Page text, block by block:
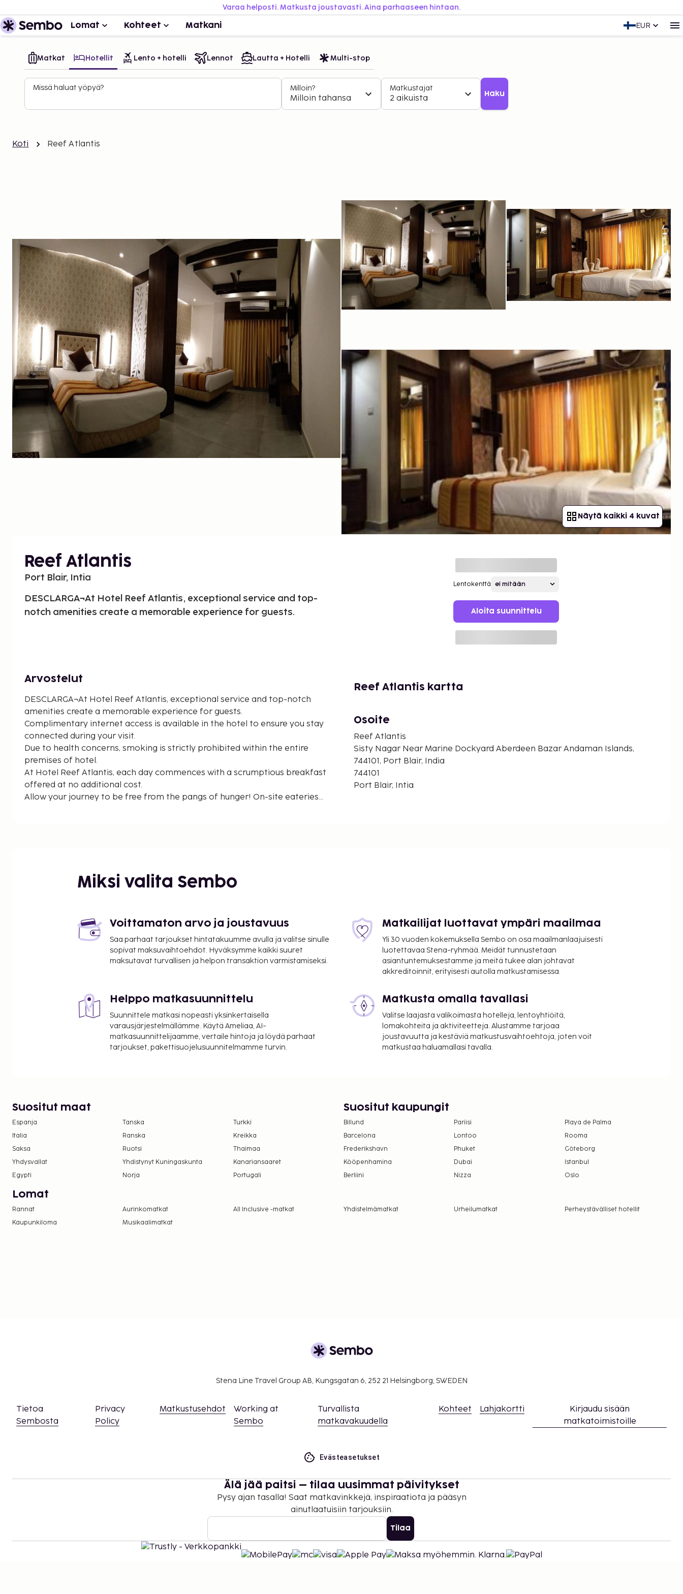
Varaa helposti. Matkusta joustavasti. Aina parhaaseen hintaan.
Lomat Kohteet Matkani EUR
Matkat Hotellit Lento + hotelli Lennot Lautta + Hotelli Multi-stop
Missä haluat yöpyä? Milloin?
Milloin tahansa
Matkustajat
2 aikuista Haku
Koti Reef Atlantis
Näytä kaikki 4 kuvat
Reef Atlantis
Port Blair, Intia
DESCLARGA¬At Hotel Reef Atlantis, exceptional service and top-
notch amenities create a memorable experience for guests.
Lentokenttä
Aloita suunnittelu
Arvostelut
DESCLARGA¬At Hotel Reef Atlantis, exceptional service and top-notch
amenities create a memorable experience for guests.
Complimentary internet access is available in the hotel to ensure you stay
connected during your visit.
Due to health concerns, smoking is strictly prohibited within the entire
premises of hotel.
At Hotel Reef Atlantis, each day commences with a scrumptious breakfast
offered at no additional cost.
Allow your journey to be free from the pangs of hunger! On-site eateries
Reef Atlantis kartta
Osoite
Reef Atlantis
Sisty Nagar Near Marine Dockyard Aberdeen Bazar Andaman Islands,
744101, Port Blair, India
744101
Port Blair, Intia
Miksi valita Sembo
Voittamaton arvo ja joustavuus
Saa parhaat tarjoukset hintatakuumme avulla ja valitse sinulle
sopivat maksuvaihtoehdot. Hyväksymme kaikki suuret
maksutavat turvallisen ja helpon transaktion varmistamiseksi.
Matkailijat luottavat ympäri maailmaa
Yli 30 vuoden kokemuksella Sembo on osa maailmanlaajuisesti
luotettavaa Stena-ryhmää. Meidät tunnustetaan
asiantuntemuksestamme ja meitä tukee alan johtavat
akkreditoinnit, erityisesti autolla matkustamisessa.
Helppo matkasuunnittelu
Suunnittele matkasi nopeasti yksinkertaisella
varausjärjestelmällämme. Käytä Ameliaa, AI-
matkasuunnittelijaamme, vertaile hintoja ja löydä parhaat
tarjoukset, pakettisuojelusuunnitelmamme turvin.
Matkusta omalla tavallasi
Valitse laajasta valikoimasta hotelleja, lentoyhtiöitä,
lomakohteita ja aktiviteetteja. Alustamme tarjoaa
joustavuutta ja kestäviä matkustusvaihtoehtoja, joten voit
matkustaa haluamallasi tavalla.
Suositut maat
Espanja Tanska
Turkki
Italia
Ranska
Kreikka
Saksa
Ruotsi
Thaimaa
Yhdysvallat
Yhdistynyt Kuningaskunta
Kanariansaaret
Egypti
Norja Portugali
Suositut kaupungit
Billund Pariisi
Playa de Palma
Barcelona
Lontoo
Rooma
Frederikshavn
Phuket
Göteborg
Kööpenhamina
Dubai
Istanbul
Berliini
Nizza Oslo
Lomat
Rannat Aurinkomatkat All Inclusive -matkat Yhdistelmämatkat Urheilumatkat
Perheystävälliset hotellit
Kaupunkiloma
Musikaalimatkat
Stena Line Travel Group AB, Kungsgatan 6, 252 21 Helsingborg, SWEDEN
Tietoa
Sembosta
Privacy
Policy
Matkustusehdot
Working at
Sembo
Turvallista
matkavakuudella
Kohteet Lahjakortti
Kirjaudu sisään
matkatoimistoille
Evästeasetukset
Älä jää paitsi – tilaa uusimmat päivitykset
Pysy ajan tasalla! Saat matkavinkkejä, inspiraatiota ja pääsyn
ainutlaatuisiin tarjouksiin.
Tilaa